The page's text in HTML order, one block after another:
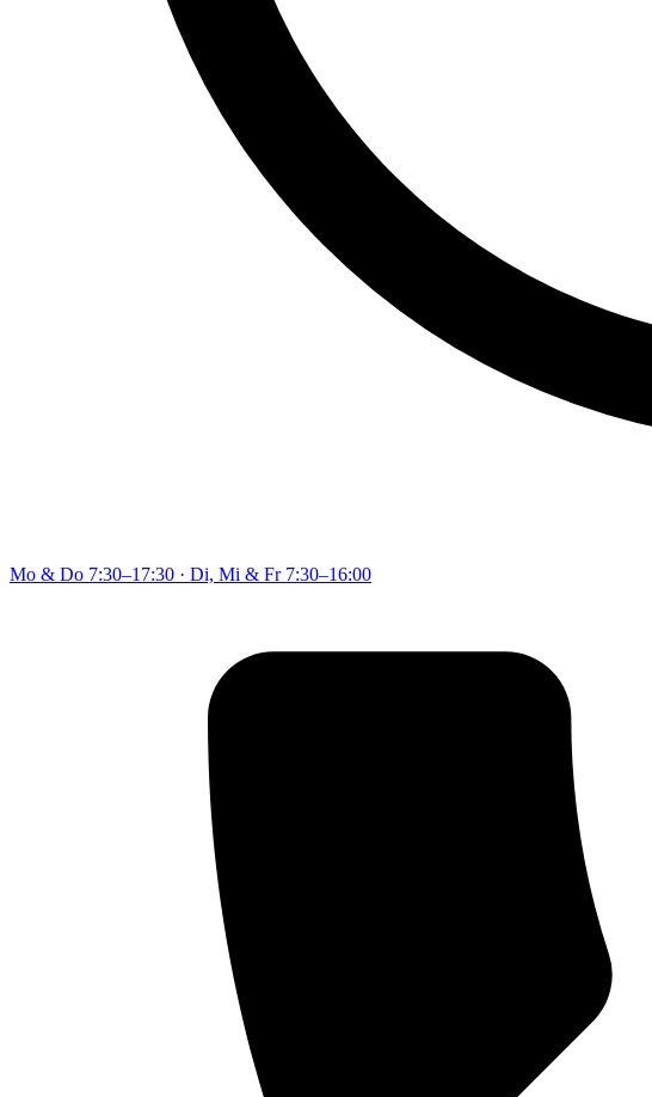
Mo & Do 7:30–17:30 · Di, Mi & Fr 7:30–16:00